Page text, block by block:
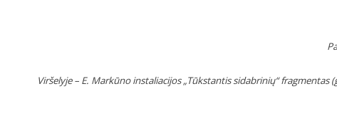
Viršelyje – E. Markūno instaliacijos „Tūkstantis sidabrinių“ fragmentas